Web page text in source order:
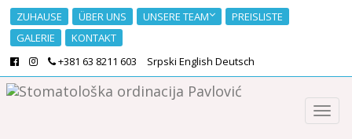
ZUHAUSE ÜBER UNS UNSERE TEAM
PREISLISTE
GALERIE
KONTAKT
+381 63 8211 603
Srpski English Deutsch